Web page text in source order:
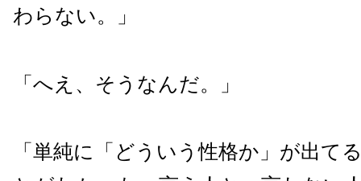
わらない。」
「へえ、そうなんだ。」
「単純に「どういう性格か」が出て